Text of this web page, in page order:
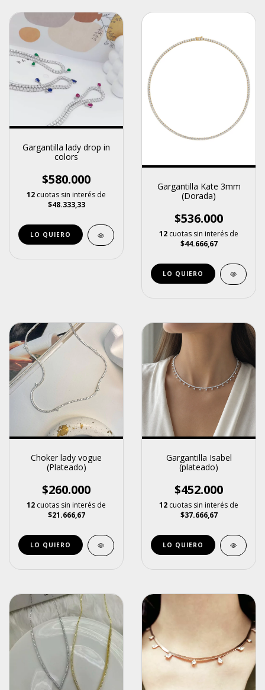
Gargantilla lady drop in
colors
$580.000
12 cuotas sin interés de
$48.333,33
LO QUIERO
Gargantilla Kate 3mm
(Dorada)
$536.000
12 cuotas sin interés de
$44.666,67
Choker lady vogue
(Plateado)
$260.000
12 cuotas sin interés de
$21.666,67
Gargantilla Isabel
(plateado)
$452.000
12 cuotas sin interés de
$37.666,67